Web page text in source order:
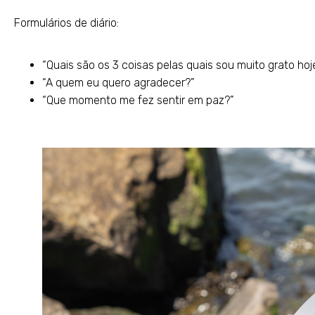
Formulários de diário:
“Quais são os 3 coisas pelas quais sou muito grato
“A quem eu quero agradecer?”
“Que momento me fez sentir em paz?”